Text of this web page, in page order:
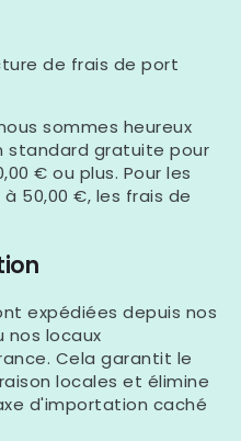
de frais de port
sommes heureux
standard gratuite pour
€ ou plus. Pour les
50,00 €, les frais de
expédiées depuis nos
nos locaux
. Cela garantit le
locales et élimine
d'importation caché